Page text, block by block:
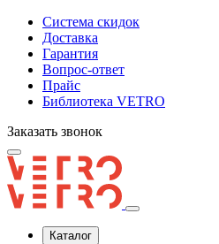
Система скидок
Доставка
Гарантия
Вопрос-ответ
Прайс
Библиотека VETRO
Заказать звонок
Каталог